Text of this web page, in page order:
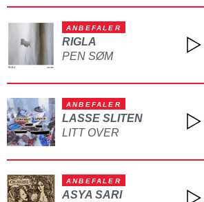
ANBEFALER
RIGLA
PEN SØM
ANBEFALER
LASSE SLITEN
LITT OVER
ANBEFALER
ASYA SARI